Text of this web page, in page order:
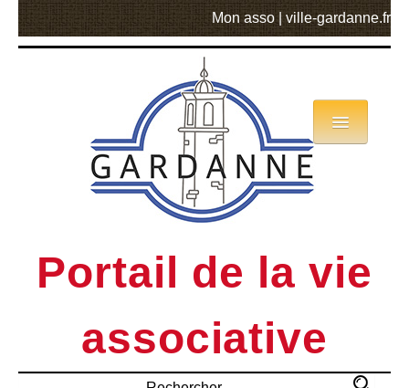
Mon asso ville-gardanne.fr
Portail de la vie
associative
Annuaire
Actualités
MVA